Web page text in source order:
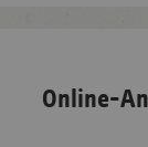
Online-